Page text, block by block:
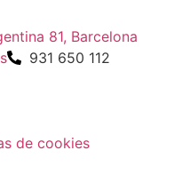
81, Barcelona
931 650 112
de cookies